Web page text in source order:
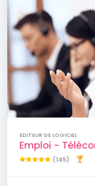
EDITEUR DE LOGICIEL
Emploi -
(145)